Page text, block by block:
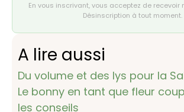
En vous inscrivant, vous acceptez de recevoir
Désinscription à tout moment.
A lire aussi
Du volume et des lys pour la
Le bonny en tant que fleur
les conseils